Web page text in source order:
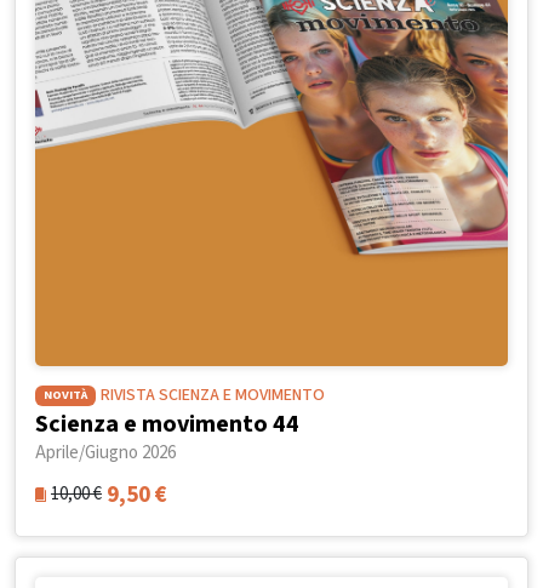
NOVITÀ RIVISTA SCIENZA E MOVIMENTO
Scienza e movimento 44
Aprile/Giugno 2026
10,00€ 9,50€